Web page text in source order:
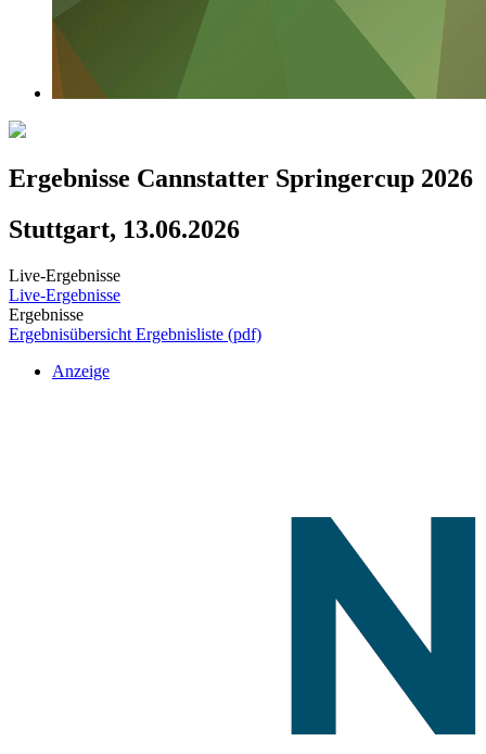
Ergebnisse Cannstatter Springercup 2026
Stuttgart, 13.06.2026
Live-Ergebnisse
Live-Ergebnisse
Ergebnisse
Ergebnisübersicht Ergebnisliste (pdf)
Anzeige